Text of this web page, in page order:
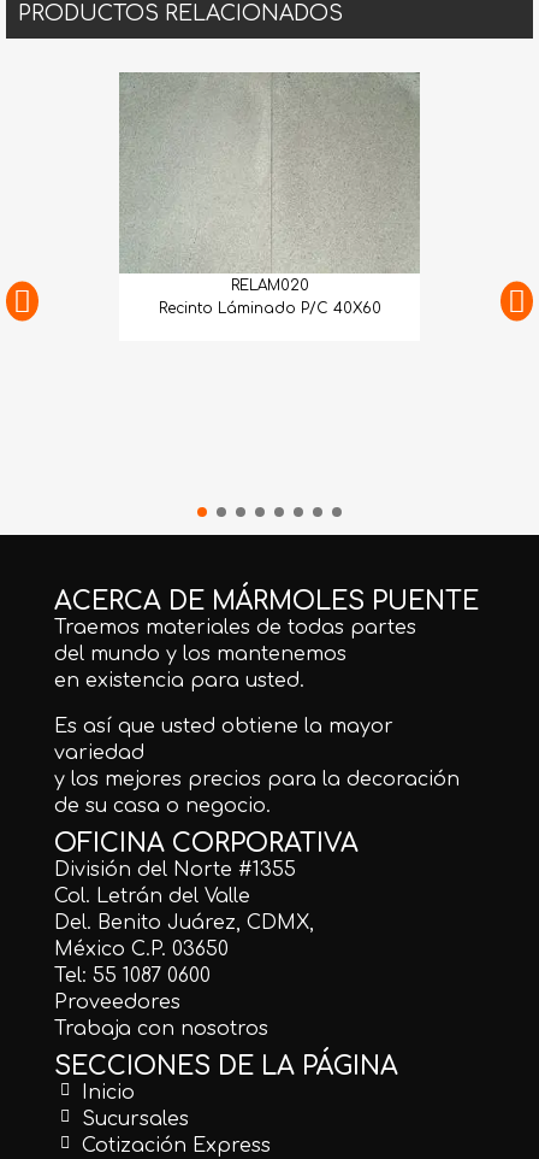
PRODUCTOS RELACIONADOS
RELAM020
Recinto Láminado P/C 40X60
ACERCA DE MÁRMOLES PUENTE
Traemos materiales de todas partes
del mundo y los mantenemos
en existencia para usted.
Es así que usted obtiene la mayor
variedad
y los mejores precios para la decoración
de su casa o negocio.
OFICINA CORPORATIVA
División del Norte #1355
Col. Letrán del Valle
Del. Benito Juárez, CDMX,
México C.P. 03650
Tel: 55 1087 0600
Proveedores
Trabaja con nosotros
SECCIONES DE LA PÁGINA
Inicio
Sucursales
Cotización Express